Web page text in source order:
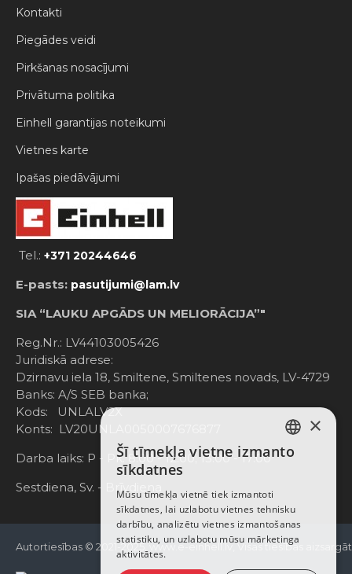
Kontakti
Piegādes veidi
Pirkšanas nosacījumi
Privātuma politika
Einhell garantijas noteikumi
Vietnes karte
Ipašas piedāvājumi
Tel.: +371 20244646
E-pasts: pasutijumi@lam.lv
SIA “LAUKU APGĀDS UN MELIORĀCIJA”"
Reg.Nr.: LV44103005426
Juridiskā adrese:
Dzirnavu iela 18, Smiltene, Smiltenes novads, LV-4729
Banks: A/S SEB banka;
Kods: UNLALV2X
Konts: LV20UNLA0050007676877
Darba laiks: P - Pk. 8:00 - 12:00; 13:00 - 17:00
Sestdiena, Sv. - Brīvdiena
Autortiesības © 2021-2025, www.e-einhell.lv, Visas tiesības
LATVIAN
ENGLISH
×
Šī tīmekļa vietne izmanto
sīkdatnes
Mūsu tīmekļa vietnē tiek izmantoti
sīkdatnes, lai uzlabotu vietnes tehnisku
darbību, analizētu vietnes izmantošanas
statistiku, un uzlabotu mūsu mārketinga
aktivitātes.